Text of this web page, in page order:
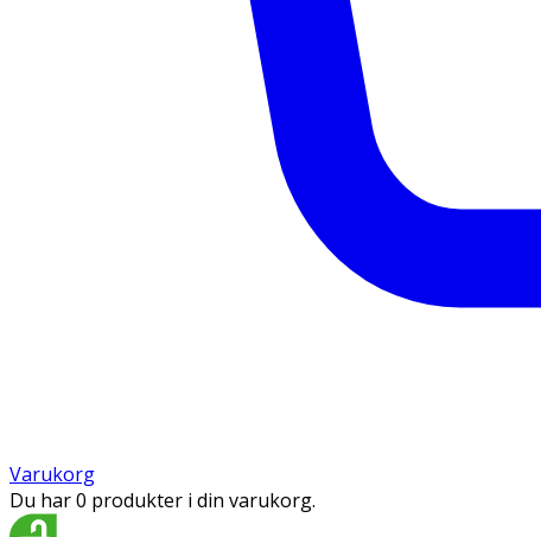
Varukorg
Du har 0 produkter i din varukorg.